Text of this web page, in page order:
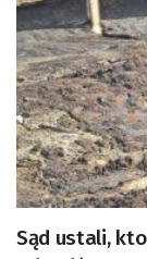
Sąd ustali,